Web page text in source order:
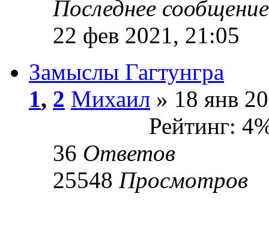
Последнее
22 фев 2021, 21:05
Замыслы Гагтунгра
1, 2 Михаил » 18 янв
Рейтинг:
36 Ответов
25548 Просмотров